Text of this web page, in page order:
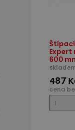
Expert
600
487
cena